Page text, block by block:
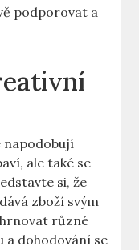
podporovat a
napodobují
ale také se
si, že
zboží svým
různé
a dohodování se